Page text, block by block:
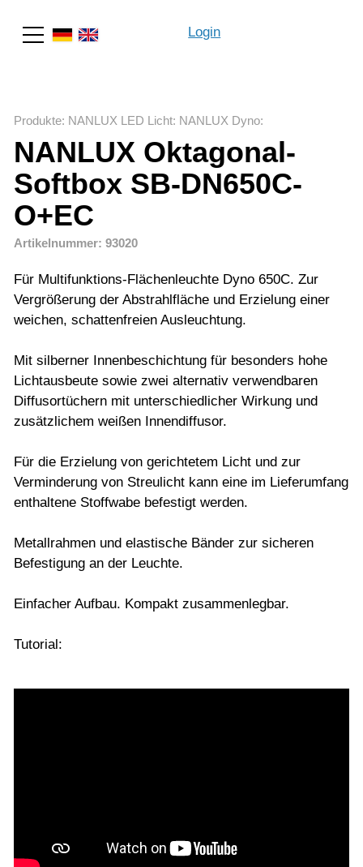
Login
Produkte: NANLUX LED Licht: NANLUX Dyno:
NANLUX Oktagonal-
Softbox SB-DN650C-
O+EC
Artikelnummer: 93020
Für Multifunktions-Flächenleuchte Dyno 650C. Zur
Vergrößerung der Abstrahlfläche und Erzielung einer
weichen, schattenfreien Ausleuchtung.
Mit silberner Innenbeschichtung für besonders hohe
Lichtausbeute sowie zwei alternativ verwendbaren
Diffusortüchern mit unterschiedlicher Wirkung und
zusätzlichem weißen Innendiffusor.
Für die Erzielung von gerichtetem Licht und zur
Verminderung von Streulicht kann eine im Lieferumfang
enthaltene Stoffwabe befestigt werden.
Metallrahmen und elastische Bänder zur sicheren
Befestigung an der Leuchte.
Einfacher Aufbau. Kompakt zusammenlegbar.
Tutorial: